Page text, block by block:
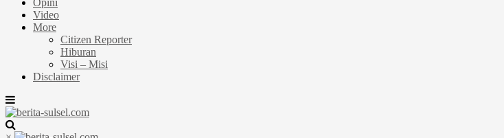
Opini
Video
More
Citizen Reporter
Hiburan
Visi – Misi
Disclaimer